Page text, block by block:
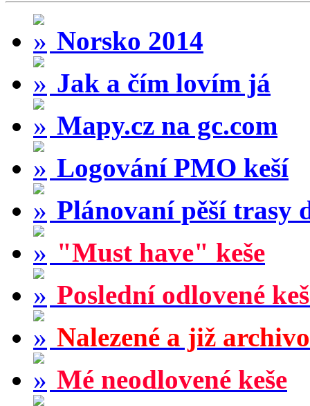
Norsko 2014
Jak a čím lovím já
Mapy.cz na gc.com
Logování PMO keší
Plánovaní pěší trasy
"Must have" keše
Poslední odlovené
Nalezené a již
Mé neodlovené keše